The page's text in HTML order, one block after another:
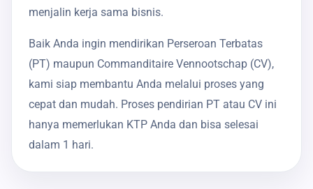
menjalin kerja sama bisnis.
Baik Anda ingin mendirikan Perseroan Terbatas
(PT) maupun Commanditaire Vennootschap (CV),
kami siap membantu Anda melalui proses yang
cepat dan mudah. Proses pendirian PT atau CV ini
hanya memerlukan KTP Anda dan bisa selesai
dalam 1 hari.